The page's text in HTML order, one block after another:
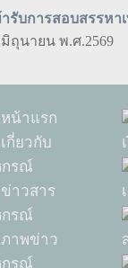
รับการสอบสรรห
ถุนายน พ.ศ.2569
หน้าแรก
เกี่ยวกับ
กรณ์
ข่าวสาร
กรณ์
ภาพข่าว
กรณ์